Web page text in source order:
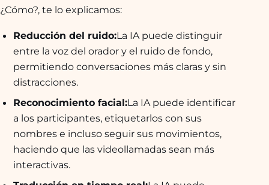
¿Cómo?, te lo explicamos:
Reducción del ruido:La IA puede distinguir
entre la voz del orador y el ruido de fondo,
permitiendo conversaciones más claras y sin
distracciones.
Reconocimiento facial:La IA puede identificar
a los participantes, etiquetarlos con sus
nombres e incluso seguir sus movimientos,
haciendo que las videollamadas sean más
interactivas.